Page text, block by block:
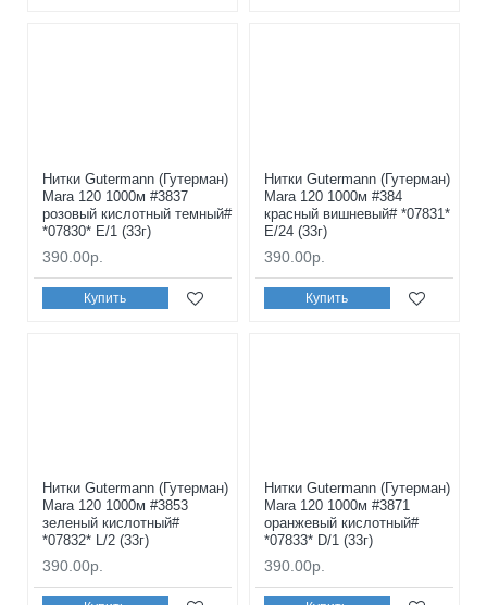
Нитки Gutermann (Гутерман)
Mara 120 1000м #3837
розовый кислотный темный#
*07830* E/1 (33г)
390.00р.
Купить
Нитки Gutermann (Гутерман)
Mara 120 1000м #384
красный вишневый# *07831*
E/24 (33г)
390.00р.
Купить
Нитки Gutermann (Гутерман)
Mara 120 1000м #3853
зеленый кислотный#
*07832* L/2 (33г)
390.00р.
Нитки Gutermann (Гутерман)
Mara 120 1000м #3871
оранжевый кислотный#
*07833* D/1 (33г)
390.00р.